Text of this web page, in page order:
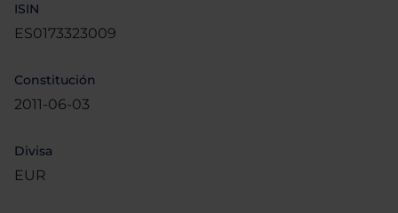
ISIN
ES0173323009
Constitución
2011-06-03
Divisa
EUR